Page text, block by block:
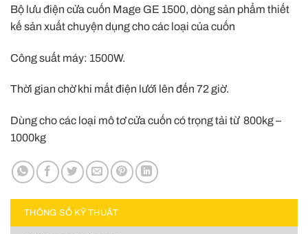
Bộ lưu điện cửa cuốn Mage GE 1500, dòng sản phẩm thiết
kế sản xuất chuyện dụng cho các loại của cuốn
Công suất máy: 1500W.
Thời gian chờ khi mất điện lưới lên đến 72 giờ.
Dùng cho các loại mô tơ cửa cuốn có trọng tải từ 800kg –
1000kg
THÔNG SỐ KỸ THUẬT